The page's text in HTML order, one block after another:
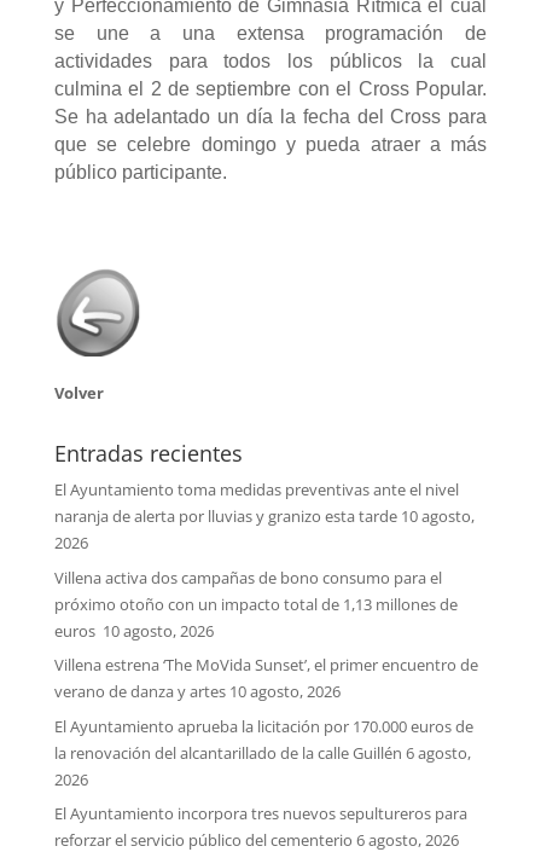
y Perfeccionamiento de Gimnasia Rítmica el cual
se une a una extensa programación de
actividades para todos los públicos la cual
culmina el 2 de septiembre con el Cross Popular.
Se ha adelantado un día la fecha del Cross para
que se celebre domingo y pueda atraer a más
público participante.
Volver
Entradas recientes
El Ayuntamiento toma medidas preventivas ante el nivel
naranja de alerta por lluvias y granizo esta tarde 10 agosto,
2026
Villena activa dos campañas de bono consumo para el
próximo otoño con un impacto total de 1,13 millones de
euros 10 agosto, 2026
Villena estrena ‘The MoVida Sunset’, el primer encuentro de
verano de danza y artes 10 agosto, 2026
El Ayuntamiento aprueba la licitación por 170.000 euros de
la renovación del alcantarillado de la calle Guillén 6 agosto,
2026
El Ayuntamiento incorpora tres nuevos sepultureros para
reforzar el servicio público del cementerio 6 agosto, 2026